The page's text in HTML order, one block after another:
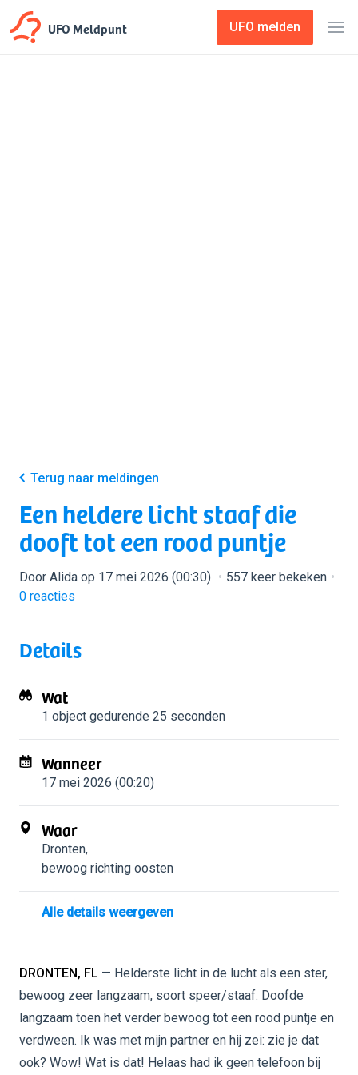
UFO Meldpunt UFO melden
Terug naar meldingen
Een heldere licht staaf die
dooft tot een rood puntje
Door Alida op 17 mei 2026 (00:30)
557 keer bekeken
0 reacties
Details
Wat
1 object gedurende 25 seconden
Wanneer
17 mei 2026 (00:20)
Waar
Dronten,
bewoog richting oosten
Alle details weergeven
DRONTEN, FL — Helderste licht in de lucht als een ster,
bewoog zeer langzaam, soort speer/staaf. Doofde
langzaam toen het verder bewoog tot een rood puntje en
verdween. Ik was met mijn partner en hij zei: zie je dat
ook? Wow! Wat is dat! Helaas had ik geen telefoon bij